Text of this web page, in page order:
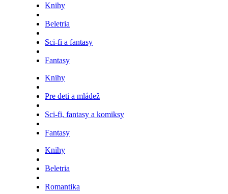
Knihy
Beletria
Sci-fi a fantasy
Fantasy
Knihy
Pre deti a mládež
Sci-fi, fantasy a komiksy
Fantasy
Knihy
Beletria
Romantika